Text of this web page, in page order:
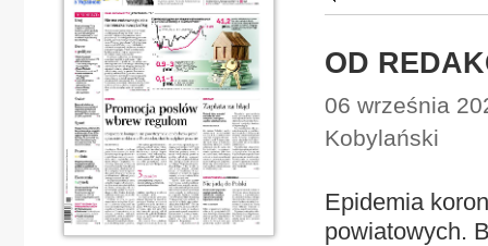
OD
06 września
Kobylański
Epidemia
powiatowych.